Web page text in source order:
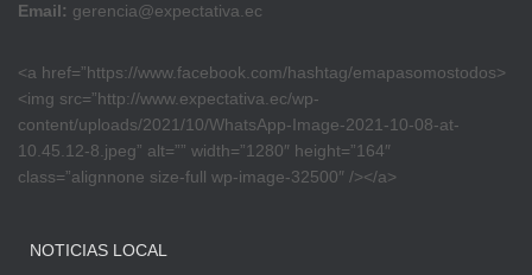
Email: gerencia@expectativa.ec
<a href=”https://www.facebook.com/hashtag/emapasomostodos>
<img src=”http://www.expectativa.ec/wp-
content/uploads/2021/10/WhatsApp-Image-2021-10-08-at-
10.45.12-8.jpeg” alt=”” width=”1280″ height=”164″
class=”alignnone size-full wp-image-32500″ /></a>
NOTICIAS LOCAL